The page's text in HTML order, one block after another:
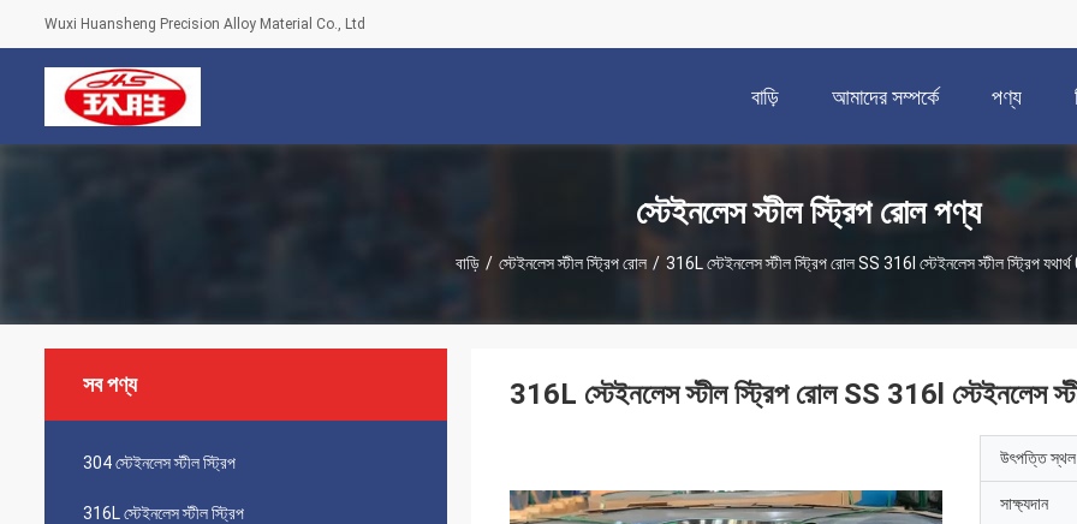
Wuxi Huansheng Precision Alloy Material Co., Ltd
বাড়ি আমাদের সম্পর্কে পণ্য
স্টেইনলেস স্টীল স্ট্রিপ রোল পণ্য
বাড়ি / স্টেইনলেস স্টীল স্ট্রিপ রোল / 316L স্টেইনলেস স্টীল স্ট্রিপ রোল SS 316l স্টেইনলেস স্টীল স্ট্রিপ
সব পণ্য
304 স্টেইনলেস স্টীল স্ট্রিপ
316L স্টেইনলেস স্টীল স্ট্রিপ
316L স্টেইনলেস স্টীল স্ট্রিপ রোল SS 316l স্টেইনলেস
উৎপত্তি স্থল
সাক্ষ্যদান